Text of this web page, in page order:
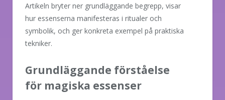
Artikeln bryter ner grundläggande begrepp, visar
hur essenserna manifesteras i ritualer och
symbolik, och ger konkreta exempel på praktiska
tekniker.
Grundläggande förståelse
för magiska essenser